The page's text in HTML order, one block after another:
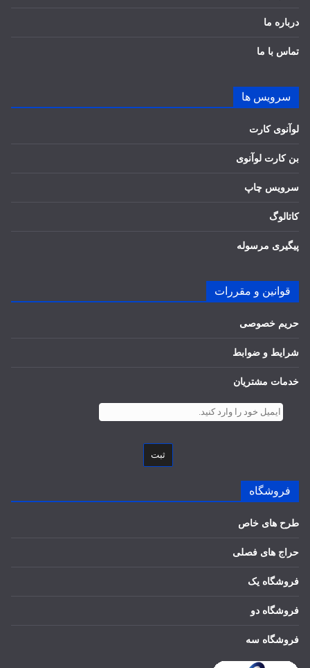
درباره ما
تماس با ما
سرویس ها
لوآنوی کارت
بن کارت لوآنوی
سرویس چاپ
کاتالوگ
پیگیری مرسوله
قوانین و مقررات
حریم خصوصی
شرایط و ضوابط
خدمات مشتریان
ثبت
فروشگاه
طرح های خاص
حراج های فصلی
فروشگاه یک
فروشگاه دو
فروشگاه سه